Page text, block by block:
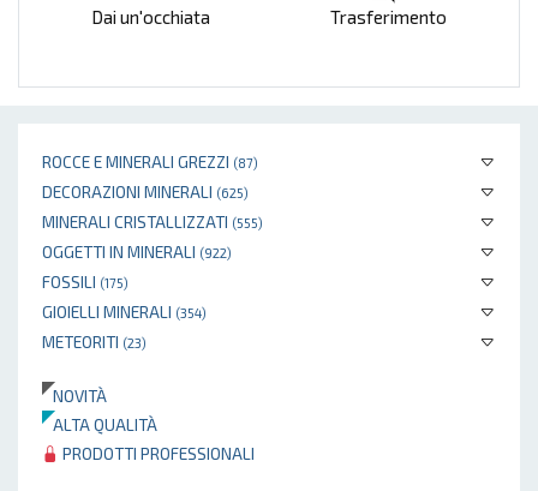
ROCCE E MINERALI GREZZI (87)
DECORAZIONI MINERALI (625)
MINERALI CRISTALLIZZATI (555)
OGGETTI IN MINERALI (922)
FOSSILI (175)
GIOIELLI MINERALI (354)
METEORITI (23)
NOVITÀ
ALTA QUALITÀ
PRODOTTI PROFESSIONALI
Dai un'occhiata Trasferimento